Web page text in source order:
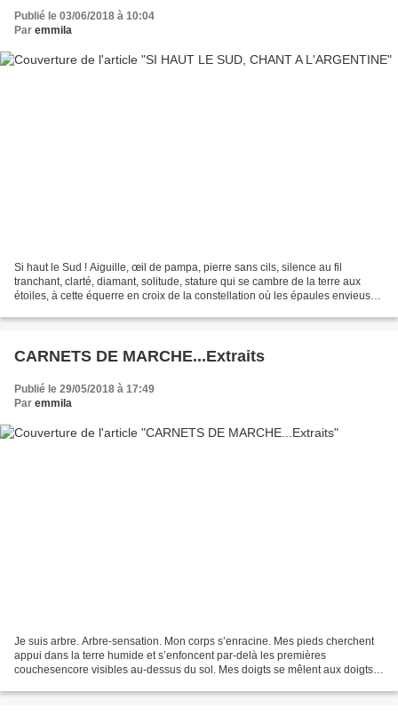
Publié le 03/06/2018 à 10:04
Par emmila
Si haut le Sud ! Aiguille, œil de pampa, pierre sans cils, silence au fil
tranchant, clarté, diamant, solitude, stature qui se cambre de la terre aux
étoiles, à cette équerre en croix de la constellation où les épaules envieuses
CARNETS DE MARCHE...Extraits
Publié le 29/05/2018 à 17:49
Par emmila
Je suis arbre. Arbre-sensation. Mon corps s’enracine. Mes pieds cherchent
appui dans la terre humide et s’enfoncent par-delà les premières
couchesencore visibles au-dessus du sol. Mes doigts se mêlent aux doigts